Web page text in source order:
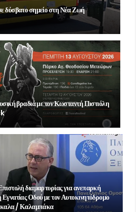
δύσβατο σημείο στη Νέα Ζωή
βραδιά με τον Κωσταντή Πιστιόλη
διαμαρτυρίας για ανεπαρκή
Οδού με τον Αυτοκινητόδρομο
/ Καλαμπάκα